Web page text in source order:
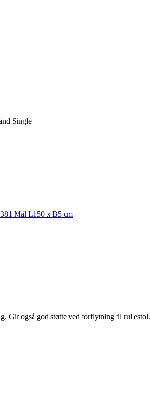
Single
Mål L150 x B5 cm
Gir også god støtte ved forflytning til rullestol.